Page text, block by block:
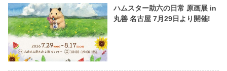
ハムスター助六の日常 原画展 in
丸善 名古屋 7月29日より開催!